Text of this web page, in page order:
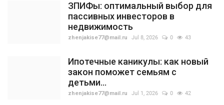
ЗПИФы: оптимальный выбор для
пассивных инвесторов в
недвижимость
zhenjakise77@mail.ru Jul 8, 2026 0 43
Ипотечные каникулы: как новый
закон поможет семьям с
детьми...
zhenjakise77@mail.ru Jul 1, 2026 0 42